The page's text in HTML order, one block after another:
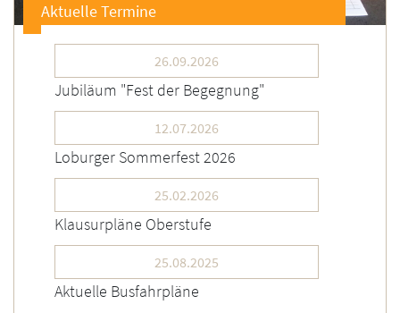
Aktuelle Termine
26.09.2026
Jubiläum "Fest der Begegnung"
12.07.2026
Loburger Sommerfest 2026
25.02.2026
Klausurpläne Oberstufe
25.08.2025
Aktuelle Busfahrpläne